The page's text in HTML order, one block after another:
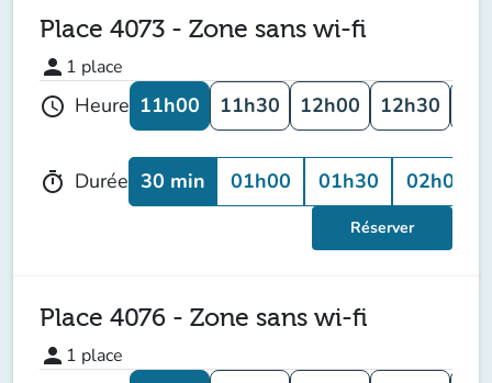
Place 4073 - Zone sans wi-fi
person 1 place
schedule Heure 11h00 11h30 12h00 12h30
timer Durée 30 min 01h00 01h30 02h00
Réserver
Place 4076 - Zone sans wi-fi
person 1 place